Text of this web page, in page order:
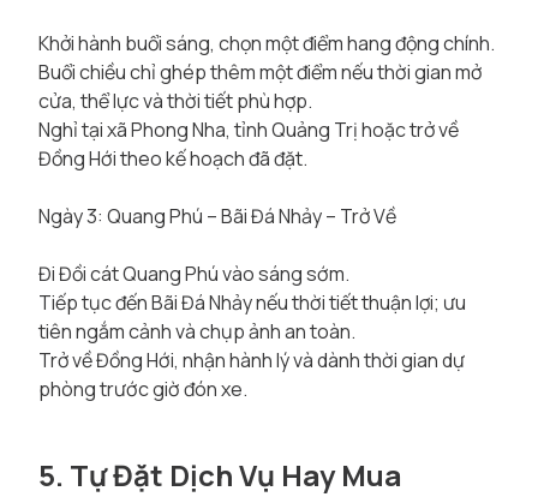
Khởi hành buổi sáng, chọn một điểm hang động chính.
Buổi chiều chỉ ghép thêm một điểm nếu thời gian mở
cửa, thể lực và thời tiết phù hợp.
Nghỉ tại xã Phong Nha, tỉnh Quảng Trị hoặc trở về
Đồng Hới theo kế hoạch đã đặt.
Ngày 3: Quang Phú – Bãi Đá Nhảy – Trở Về
Đi Đồi cát Quang Phú vào sáng sớm.
Tiếp tục đến Bãi Đá Nhảy nếu thời tiết thuận lợi; ưu
tiên ngắm cảnh và chụp ảnh an toàn.
Trở về Đồng Hới, nhận hành lý và dành thời gian dự
phòng trước giờ đón xe.
5. Tự Đặt Dịch Vụ Hay Mua